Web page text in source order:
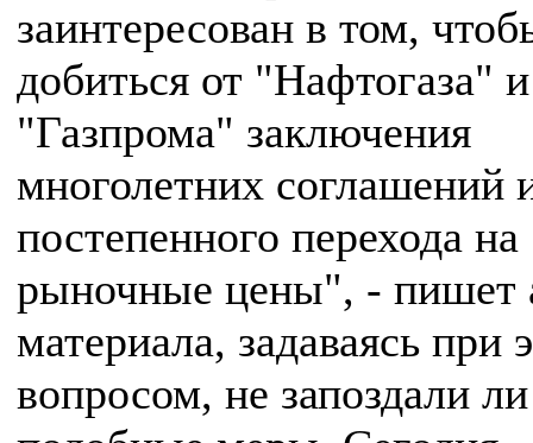
заинтересован в том,
добиться от "Нафтогаза" и
"Газпрома" заключения
многолетних соглашений
постепенного перехода на
рыночные цены", - пишет
материала, задаваясь при
вопросом, не запоздали ли